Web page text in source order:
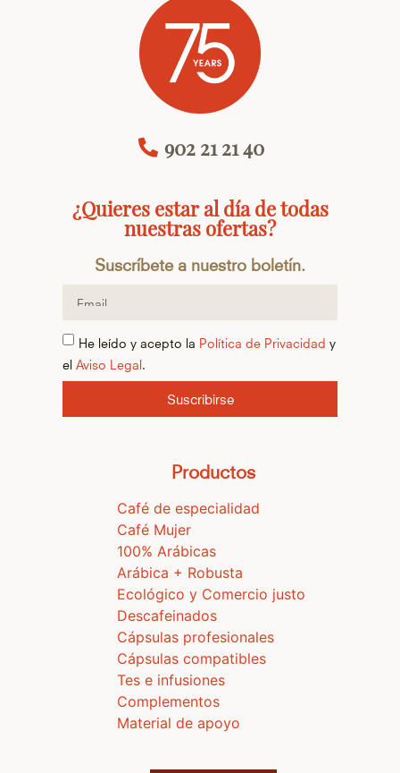
902 21 21 40
¿Quieres estar al día de todas
nuestras ofertas?
Suscríbete a nuestro boletín.
He leído y acepto la Política de Privacidad y
el Aviso Legal
Suscribirse
Productos
Café de especialidad
Café Mujer
100% Arábicas
Arábica + Robusta
Ecológico y Comercio justo
Descafeinados
Cápsulas profesionales
Cápsulas compatibles
Tes e infusiones
Complementos
Material de apoyo